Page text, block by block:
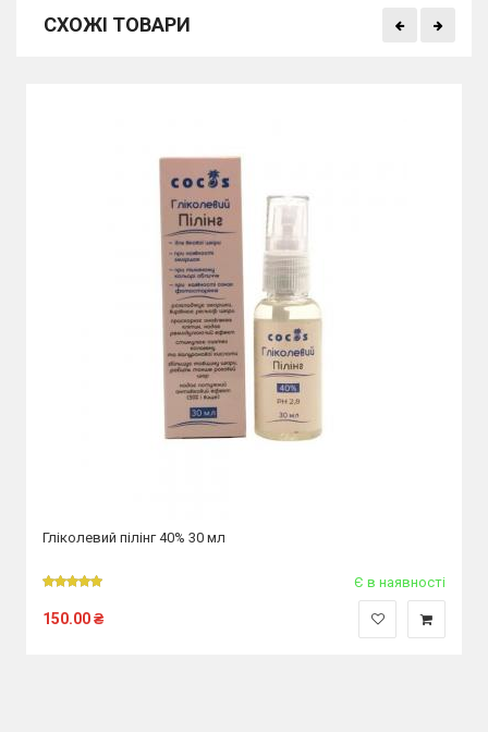
СХОЖІ ТОВАРИ
Гліколевий пілінг 40% 30 мл
Є в наявності
150.00₴